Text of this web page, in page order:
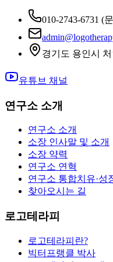
010-2743-6731 (
경기도 용인시
유튜브 채널
연구소 소개
연구소 소개
소장 인사말 및 소개
소장 약력
연구소 연혁
연구소 통합치유·성
찾아오시는 길
로고테라피
로고테라피란?
빅터프랭클 박사